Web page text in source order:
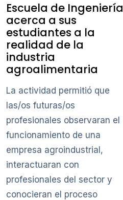
Escuela de Ingeniería
acerca a sus
estudiantes a la
realidad de la
industria
agroalimentaria
La actividad permitió que
las/os futuras/os
profesionales observaran el
funcionamiento de una
empresa agroindustrial,
interactuaran con
profesionales del sector y
conocieran el proceso